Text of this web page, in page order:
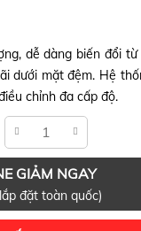
dễ dàng biến đổi
dưới mặt đệm. Hệ
chỉnh đa cấp độ.
GIẢM NGAY
đặt toàn quốc)